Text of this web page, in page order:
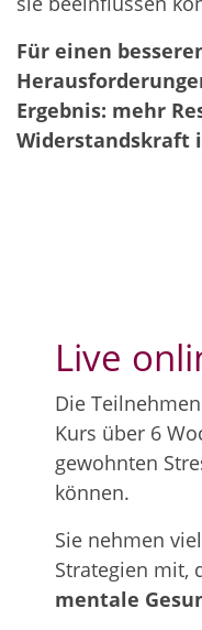
Für einen
Ergebnis: mehr
Widerstandskraft
Live
Die
Kurs über 6
gewohnten
können.
Sie nehmen
Strategien mit,
mentale